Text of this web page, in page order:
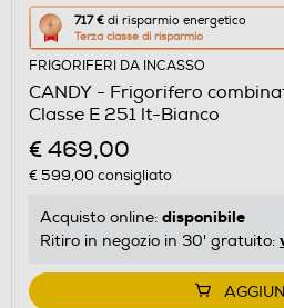
717 € di risparmio energetico
Terza classe di risparmio
Questa
azione
aprirà
il
Calcolatore
di
risparmio
energetico
di
FRIGORIFERI DA INCASSO
CANDY - Frigorifero
Classe E 251 lt-Bianco
€ 469,00
€ 599,00consigliato
Acquisto online: disponibile
Ritiro in negozio in 30' gratuito: